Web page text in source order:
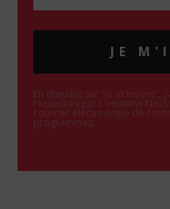
JE
En cliquant sur "Je m'inscris",
recueillies par L'Homme
courrier électronique de
programmes.